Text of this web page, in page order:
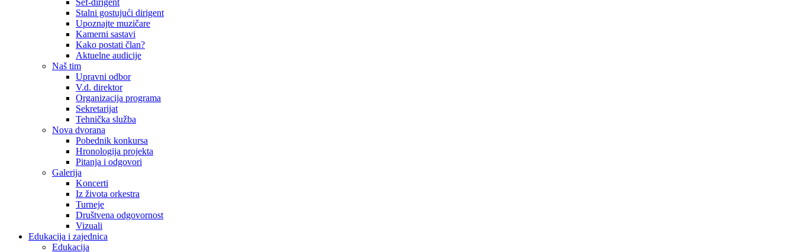
Stalni gostujući dirigent
Upoznajte muzičare
Kamerni sastavi
Kako postati član?
Aktuelne audicije
Naš tim
Upravni odbor
V.d. direktor
Organizacija programa
Sekretarijat
Tehnička služba
Nova dvorana
Pobednik konkursa
Hronologija projekta
Pitanja i odgovori
Galerija
Koncerti
Iz života orkestra
Turneje
Društvena odgovornost
Vizuali
Edukacija i zajednica
Edukacija